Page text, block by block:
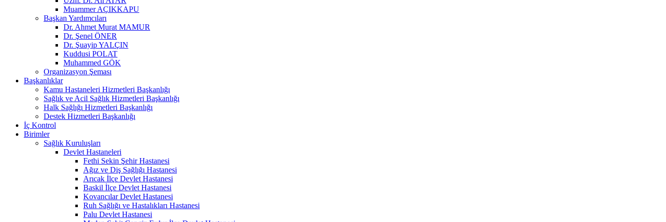
Muammer AÇIKKAPU
Başkan Yardımcıları
Dr. Ahmet Murat MAMUR
Dr. Şenel ÖNER
Dr. Şuayip YALÇIN
Kuddusi POLAT
Muhammed GÖK
Organizasyon Şeması
Başkanlıklar
Kamu Hastaneleri Hizmetleri Başkanlığı
Sağlık ve Acil Sağlık Hizmetleri Başkanlığı
Halk Sağlığı Hizmetleri Başkanlığı
Destek Hizmetleri Başkanlığı
İç Kontrol
Birimler
Sağlık Kuruluşları
Devlet Hastaneleri
Fethi Sekin Şehir Hastanesi
Ağız ve Diş Sağlığı Hastanesi
Arıcak İlçe Devlet Hastanesi
Baskil İlçe Devlet Hastanesi
Kovancılar Devlet Hastanesi
Ruh Sağlığı ve Hastalıkları Hastanesi
Palu Devlet Hastanesi